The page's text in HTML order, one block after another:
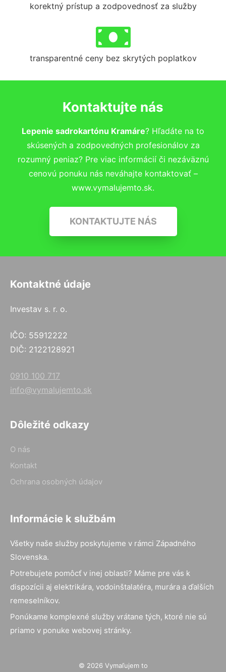
korektný prístup a zodpovednosť za služby
transparentné ceny bez skrytých poplatkov
Kontaktujte nás
Lepenie sadrokartónu Kramáre? Hľadáte na to
skúsených a zodpovedných profesionálov za
rozumný peniaz? Pre viac informácií či nezáväznú
cenovú ponuku nás neváhajte kontaktovať –
www.vymalujemto.sk.
KONTAKTUJTE NÁS
Kontaktné údaje
Investav s. r. o.
IČO: 55912222
DIČ: 2122128921
0910 100 717
info@vymalujemto.sk
Dôležité odkazy
O nás
Kontakt
Ochrana osobných údajov
Informácie k službám
Všetky naše služby poskytujeme v rámci Západného
Slovenska.
Potrebujete pomôcť v inej oblasti? Máme pre vás k
dispozícii aj elektrikára, vodoinštalatéra, murára a ďalších
remeselníkov.
Ponúkame komplexné služby vrátane tých, ktoré nie sú
priamo v ponuke webovej stránky.
© 2026 Vymaľujem to